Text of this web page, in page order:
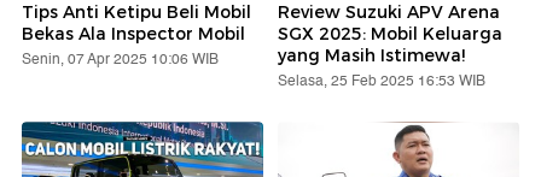
Tips Anti Ketipu Beli Mobil
Bekas Ala Inspector Mobil
Senin, 07 Apr 2025 10:06 WIB
Review Suzuki APV Arena
SGX 2025: Mobil Keluarga
yang Masih Istimewa!
Selasa, 25 Feb 2025 16:53 WIB